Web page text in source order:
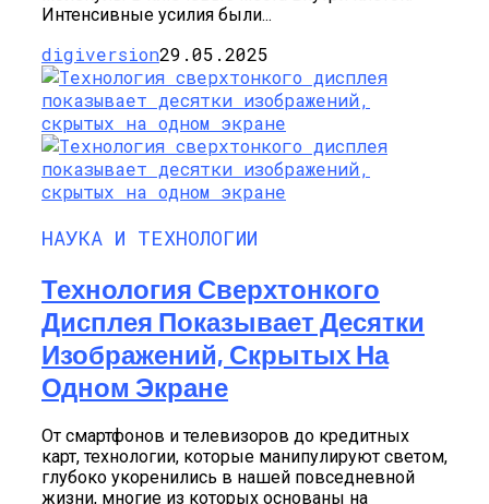
Интенсивные усилия были...
digiversion29.05.2025
НАУКА И ТЕХНОЛОГИИ
Технология Сверхтонкого
Дисплея Показывает Десятки
Изображений, Скрытых На
Одном Экране
От смартфонов и телевизоров до кредитных
карт, технологии, которые манипулируют светом,
глубоко укоренились в нашей повседневной
жизни, многие из которых основаны на